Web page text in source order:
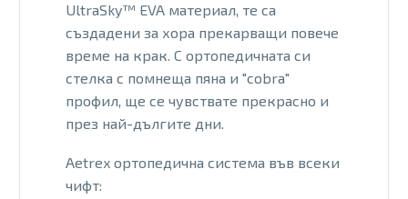
UltraSky™ EVA материал, те са
създадени за хора прекарващи повече
време на крак. С ортопедичната си
стелка с помнеща пяна и "cobra"
профил, ще се чувствате прекрасно и
през най-дългите дни.
Aetrex ортопедична система във всеки
чифт: